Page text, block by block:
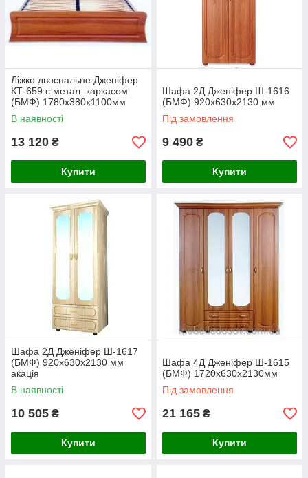
фурнітурою: петлями з газовими амортизаторами,
телескопічними направляючими і ручками з бронзовим
напиленням.
У колекцію меблів для спальні Дженіфер входять: кілька
шаф для одягу, комоди, двоспальні ліжка, тумбочка, стіл
туалетний та дзеркало для нього.
Всі елементи модульної спальні Дженіфер
0507391195
0637334758
Ліжко двоспальне Дженіфер
КТ-659 с метал. каркасом
(БМФ) 1780х380х1100мм
акація
В наявності
13 120 ₴
Купити
Шафа 2Д Дженіфер Ш-1616
(БМФ) 920х630х2130 мм
Під замовлення
9 490 ₴
Купити
Шафа 2Д Дженіфер Ш-1617
(БМФ) 920х630х2130 мм
акація
В наявності
10 505 ₴
Купити
Шафа 4Д Дженіфер Ш-1615
(БМФ) 1720х630х2130мм
Під замовлення
21 165 ₴
Купити